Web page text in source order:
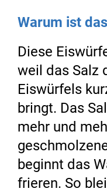
Warum ist
Diese
weil das Salz
Eiswürfels
bringt. Das
mehr und
beginnt das
frieren. So